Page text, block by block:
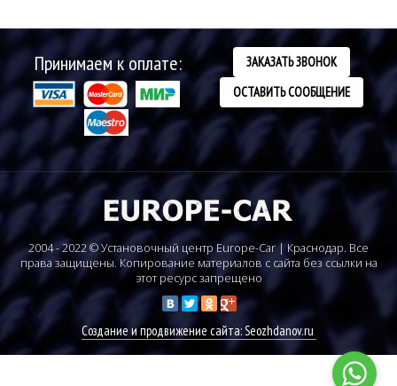
Принимаем к оплате:
ЗАКАЗАТЬ ЗВОНОК
ОСТАВИТЬ СООБЩЕНИЕ
2004 - 2022 © Установочный центр Europe-Car | Краснодар. Все
права защищены. Копирование материалов с сайта без ссылки на
этот ресурс запрещено
Создание и продвижение сайта: Seozhdanov.ru